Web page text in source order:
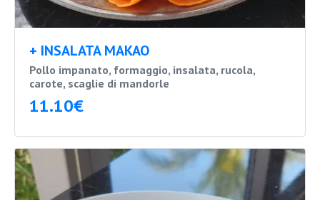
+ INSALATA MAKAO
Pollo impanato, formaggio, insalata, rucola,
carote, scaglie di mandorle
11.10€